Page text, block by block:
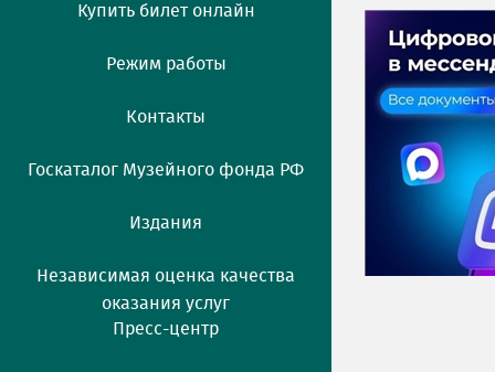
Купить билет онлайн
Режим работы
Контакты
Госкаталог Музейного фонда РФ
Издания
Независимая оценка качества
оказания услуг
Пресс-центр